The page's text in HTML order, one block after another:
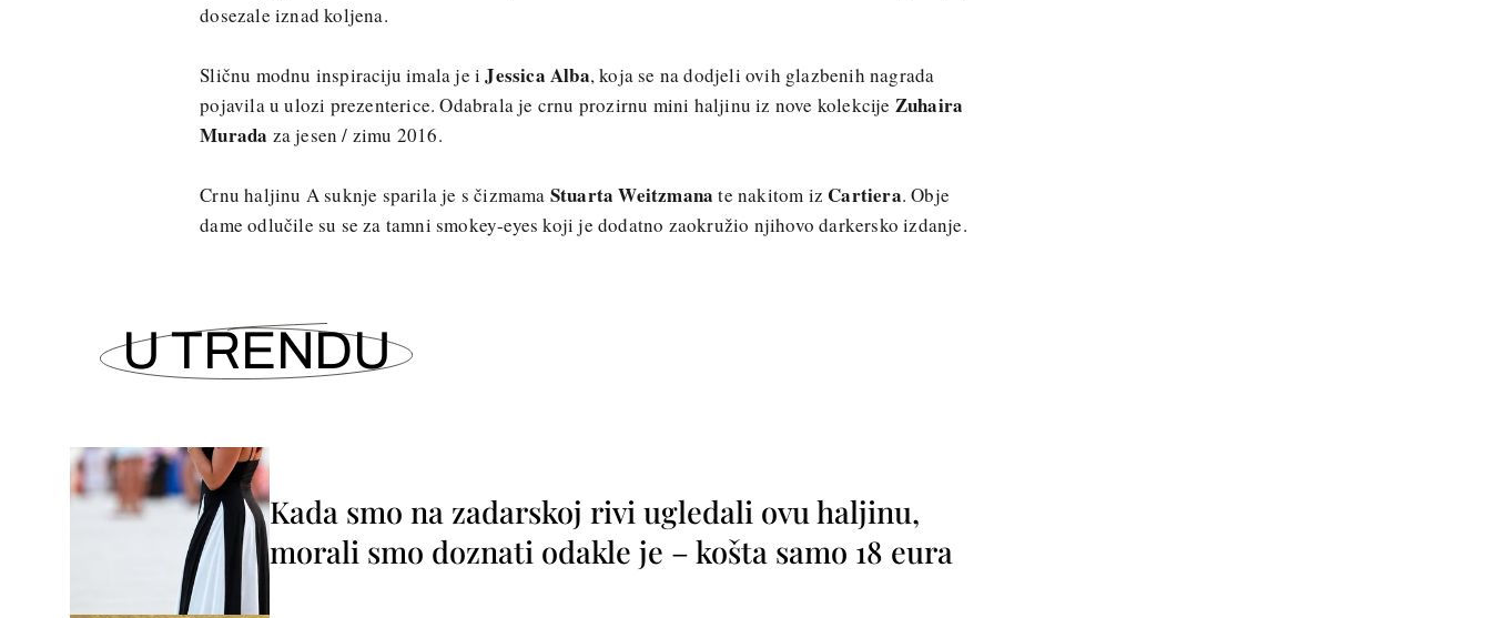
dosezale iznad koljena.
Sličnu modnu inspiraciju imala je iJessica Alba, koja se na dodjeli ovih glazbenih nagrada
pojavila u ulozi prezenterice. Odabrala je crnu prozirnu mini haljinu iz nove kolekcije Zuhaira
Murada za jesen / zimu 2016.
Crnu haljinu A suknje sparila je s čizmama Stuarta Weitzmana te nakitom iz Cartiera. Obje
dame odlučile su se za tamni smokey-eyes koji je dodatno zaokružio njihovo darkersko izdanje.
U TRENDU
Kada smo na zadarskoj rivi ugledali ovu haljinu,
morali smo doznati odakle je – košta samo 18 eura